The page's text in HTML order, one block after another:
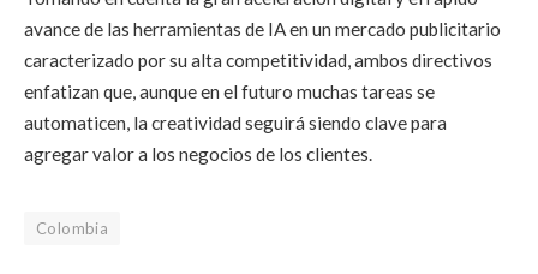
avance de las herramientas de IA en un mercado publicitario
caracterizado por su alta competitividad, ambos directivos
enfatizan que, aunque en el futuro muchas tareas se
automaticen, la creatividad seguirá siendo clave para
agregar valor a los negocios de los clientes.
Colombia